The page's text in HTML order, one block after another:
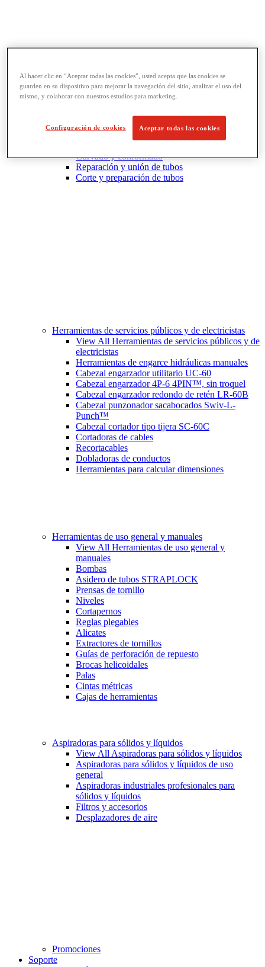
Llaves y herramientas para tubos
View All Llaves y herramientas para tubos
Curvado y conformado
Reparación y unión de tubos
Corte y preparación de tubos
Herramientas de servicios públicos y de electricistas
View All Herramientas de servicios públicos y de
electricistas
Herramientas de engarce hidráulicas manuales
Cabezal engarzador utilitario UC-60
Cabezal engarzador 4P-6 4PIN™, sin troquel
Cabezal engarzador redondo de retén LR-60B
Cabezal punzonador sacabocados Swiv-L-
Punch™
Cabezal cortador tipo tijera SC-60C
Cortadoras de cables
Recortacables
Dobladoras de conductos
Herramientas para calcular dimensiones
Herramientas de uso general y manuales
View All Herramientas de uso general y
manuales
Bombas
Asidero de tubos STRAPLOCK
Prensas de tornillo
Niveles
Cortapernos
Reglas plegables
Alicates
Extractores de tornillos
Guías de perforación de repuesto
Brocas helicoidales
Palas
Cintas métricas
Cajas de herramientas
Aspiradoras para sólidos y líquidos
View All Aspiradoras para sólidos y líquidos
Aspiradoras para sólidos y líquidos de uso
general
Aspiradoras industriales profesionales para
sólidos y líquidos
Filtros y accesorios
Desplazadores de aire
Promociones
Soporte
Al hacer clic en “Aceptar todas las cookies”, usted acepta que las cookies se
guarden en su dispositivo para mejorar la navegación del sitio, analizar el uso del
mismo, y colaborar con nuestros estudios para marketing.
Configuración de cookies Aceptar todas las cookies